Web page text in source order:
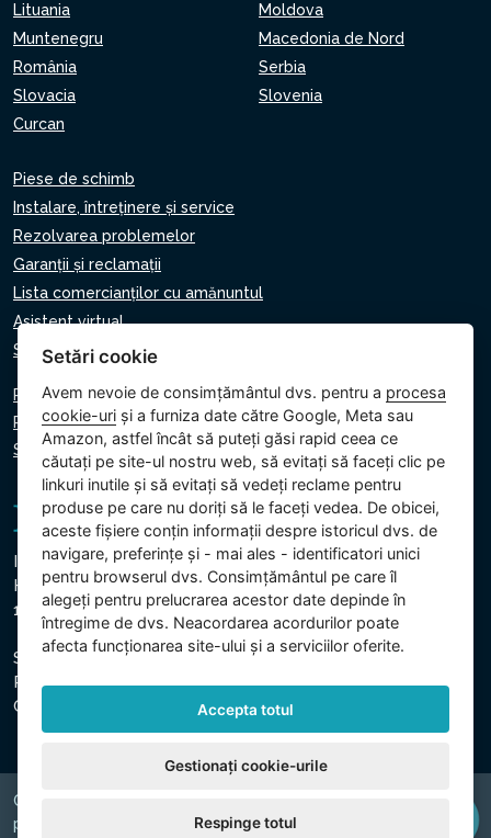
Lituania
Moldova
Muntenegru
Macedonia de Nord
România
Serbia
Slovacia
Slovenia
Curcan
Piese de schimb
Instalare, întreținere și service
Rezolvarea problemelor
Garanții și reclamații
Lista comercianților cu amănuntul
Asistent virtual
Scrie-ne
Politica de confidențialitate
Politica privind cookie-urile
Setări cookie
Intex Trading, s.r.o.
Hradecká 2526/3
130 00 Praga 3 - Republica Cehă
Societatea este înregistrată la Tribunalul Municipal din
Praga, Secțiunea C, Insert 74759
CUI: 26150808, CIF: CZ26150808
Copyright © 2026 INTEX TRADING s.r.o. Všechna
právavyhrazena.
Setări cookie
Avem nevoie de consimțământul dvs. pentru a procesa
cookie-uri și a furniza date către Google, Meta sau
Amazon, astfel încât să puteți găsi rapid ceea ce
căutați pe site-ul nostru web, să evitați să faceți clic pe
linkuri inutile și să evitați să vedeți reclame pentru
produse pe care nu doriți să le faceți vedea. De obicei,
aceste fișiere conțin informații despre istoricul dvs. de
navigare, preferințe și - mai ales - identificatori unici
pentru browserul dvs. Consimțământul pe care îl
alegeți pentru prelucrarea acestor date depinde în
întregime de dvs. Neacordarea acordurilor poate
afecta funcționarea site-ului și a serviciilor oferite.
Accepta totul
Gestionați cookie-urile
Respinge totul